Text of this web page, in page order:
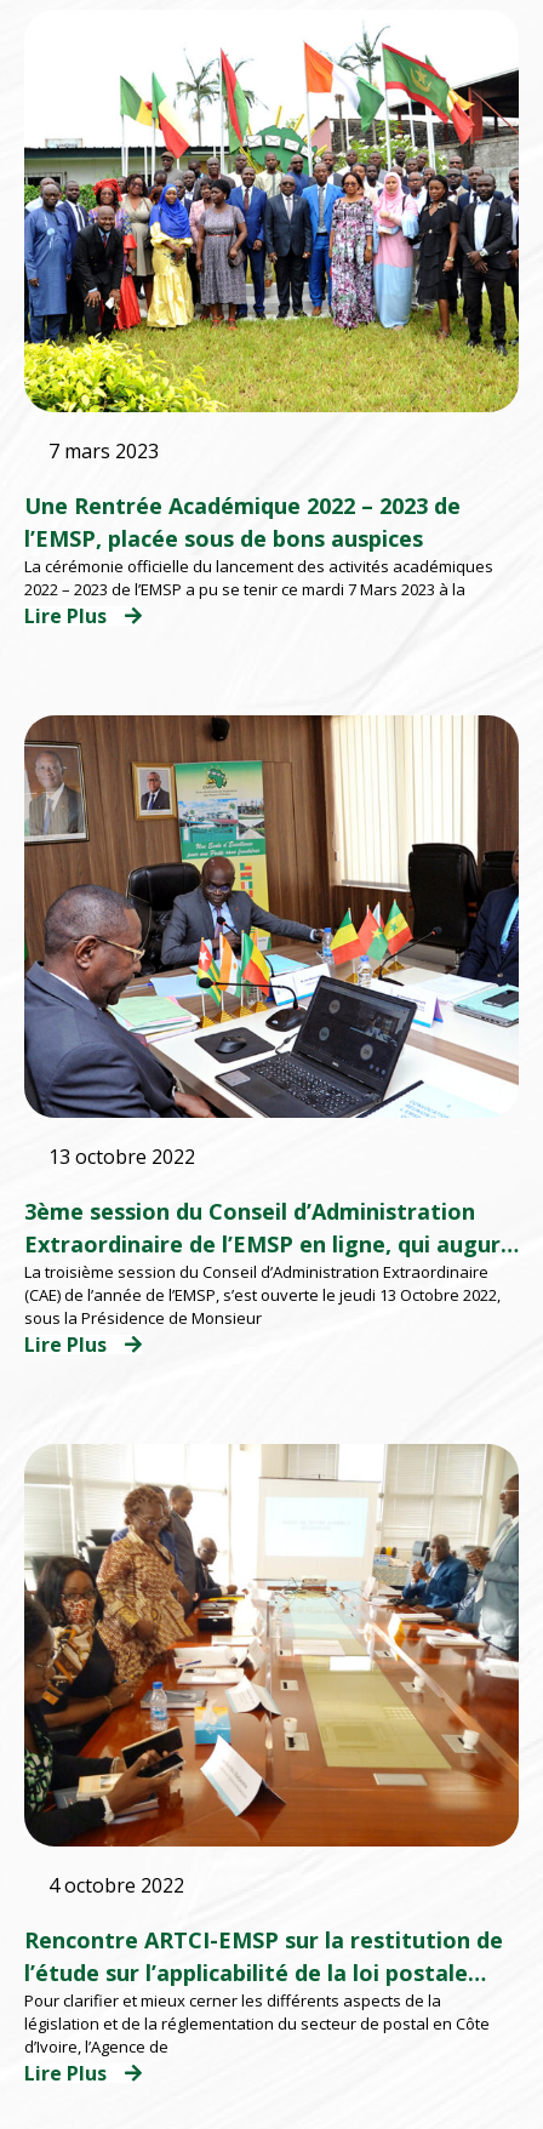
7 mars 2023
Une Rentrée Académique 2022 – 2023 de
l’EMSP, placée sous de bons auspices
La cérémonie officielle du lancement des activités académiques
2022 – 2023 de l’EMSP a pu se tenir ce mardi 7 Mars 2023 à la
Lire Plus
13 octobre 2022
3ème session du Conseil d’Administration
Extraordinaire de l’EMSP en ligne, qui augure
de belles perspectives
La troisième session du Conseil d’Administration Extraordinaire
(CAE) de l’année de l’EMSP, s’est ouverte le jeudi 13 Octobre 2022,
sous la Présidence de Monsieur
Lire Plus
4 octobre 2022
Rencontre ARTCI-EMSP sur la restitution de
l’étude sur l’applicabilité de la loi postale
ivoirienne
Pour clarifier et mieux cerner les différents aspects de la
législation et de la réglementation du secteur de postal en Côte
d’Ivoire, l’Agence de
Lire Plus